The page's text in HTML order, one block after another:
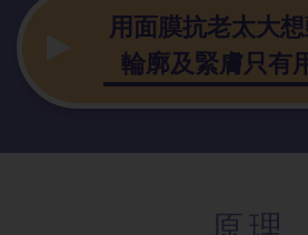
用面膜抗老太大
輪廓及緊膚只有